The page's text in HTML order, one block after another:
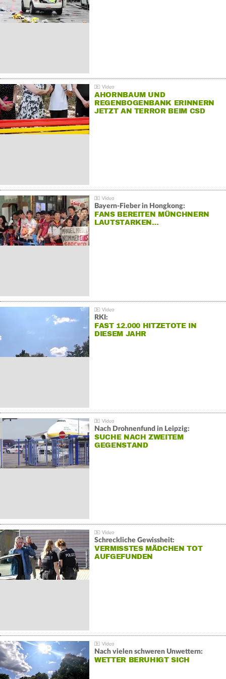
AHORNBAUM UND
REGENBOGENBANK ERINNERN
JETZT AN TERROR BEIM CSD
Bayern-Fieber in Hongkong:
FANS BEREITEN MÜNCHNERN
LAUTSTARKEN…
RKI:
FAST 12.000 HITZETOTE IN
DIESEM JAHR
Nach Drohnenfund in Leipzig:
SUCHE NACH ZWEITEM
GEGENSTAND
Schreckliche Gewissheit:
VERMISSTES MÄDCHEN TOT
AUFGEFUNDEN
Nach vielen schweren Unwettern:
WETTER BERUHIGT SICH